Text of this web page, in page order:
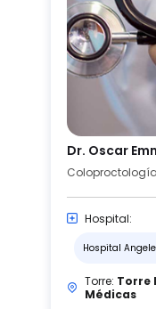
Dr. Oscar
Coloproctología
Hospital:
Hospital
Torre: Torre
Médicas